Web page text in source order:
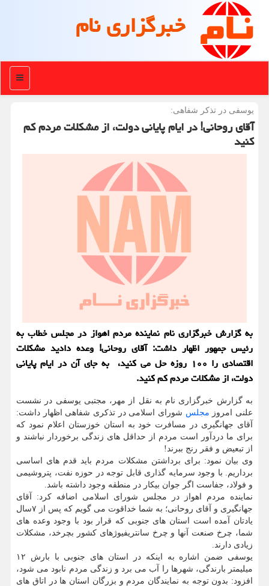
خبرگزاری نام
منو
یوسفی در تذكر شفاهی:
آقای روحانی! در ایام پایانی دولت، از مشكلات مردم كم
كنید
به گزارش خبرگزاری نام نماینده مردم اهواز در مجلس خطاب به
رئیس جمهور اظهار داشت: آقای روحانی! وعده دادید مشکلات
اقتصادی را ۱۰۰ روزه حل می کنید، به جای آن در ایام پایانی
دولت، از مشکلات مردم کم کنید.
به گزارش خبرگزاری نام به نقل از مهر، مجتبی یوسفی در نشست
علنی امروز مجلس شورای اسلامی در تذکری شفاهی اظهار داشت:
آقای جهانگیری در مسافرت خود به استان خوزستان اعلام نمود که
برای ما دردآور است مردم از حداقل های زندگی برخوردار نباشند و
از تبعیض و فقر رنج ببرند!
وی بیان نمود: برای برداشتن مشکلات مردم باید قدم های اساسی
برداریم. با وجود سرمایه گذاری قابل توجه در حوزه نفت، پتروشیمی
و فولاد، جفاست اگر جوان بیکار در منطقه وجود داشته باشد.
نماینده مردم اهواز در مجلس شورای اسلامی اضافه کرد: آقای
جهانگیری و آقای روحانی؛ به شما خداقوت می گویم که پس از ۷سال
یادتان آمده است استان های جنوبی که قرار بود با وجود وعده های
شما، چرخ صنعت آنها و چرخ سانتریفیوژهای کشور بچرخد، مشکلات
زیادی دارند.
یوسفی ضمن اشاره به اینکه در استان های جنوبی با بارش ۱۲
میلیمتر بارندگی، شهرها را آب می برد و زندگی مردم نابود می شود،
افزود: بدون توجه به نمایندگان مردم و بزرگان استان ها در اتاق های